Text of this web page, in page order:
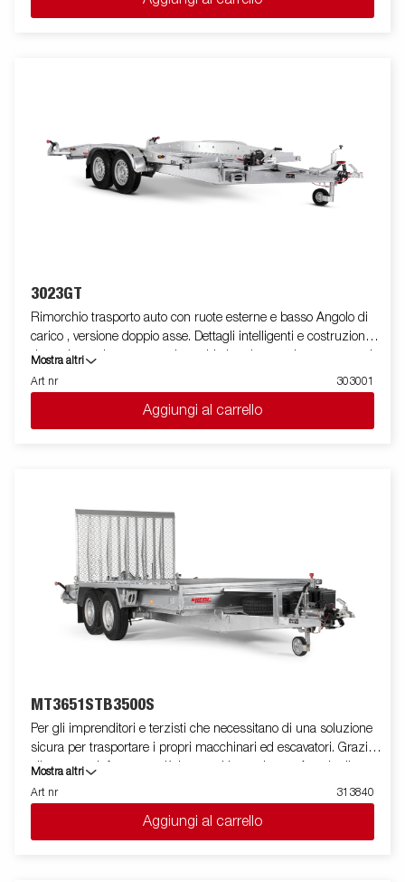
totalmente zincato a caldo, per garantire una durevole
La barra luci posteriore è facilmente amovibile, in modo da
facilitare il varo e l'alaggio dell'imbarcazione trasportata. Le
immagini sono solo a scopo illustrativo e possono mostrare
accessori opzionali.
3023GT
Rimorchio trasporto auto con ruote esterne e basso Angolo di
carico , versione doppio asse. Dettagli intelligenti e costruzione
durevole rendono questo rimorchio la prima scelta per esempio
per meccanici e piloti. L'inclinazione idraulica, l'argano e le
rampe sono di serie. Le immagini sono solo a scopo illustrativo
e potrebbero mostrare attrezzature opzionali
Mostra altri
Art nr
303001
Aggiungi al carrello
MT3651STB3500S
Per gli imprenditori e terzisti che necessitano di una soluzione
sicura per trasportare i propri macchinari ed escavatori. Grazie
alla rampa rinforzata e più lunga, si ha un basso Angolo di
carico. I parafanghi lunghi e calpestabili facilitano le operazioni
di salita e discesa dal mezzo. L'appoggio anteriore per la benna
e il ruotino telescopico d'appoggio anteriore per carichi pesanti
sono di serie. Le immagini sono solo a scopo illustrativo e
Mostra altri
Art nr
313840
Aggiungi al carrello